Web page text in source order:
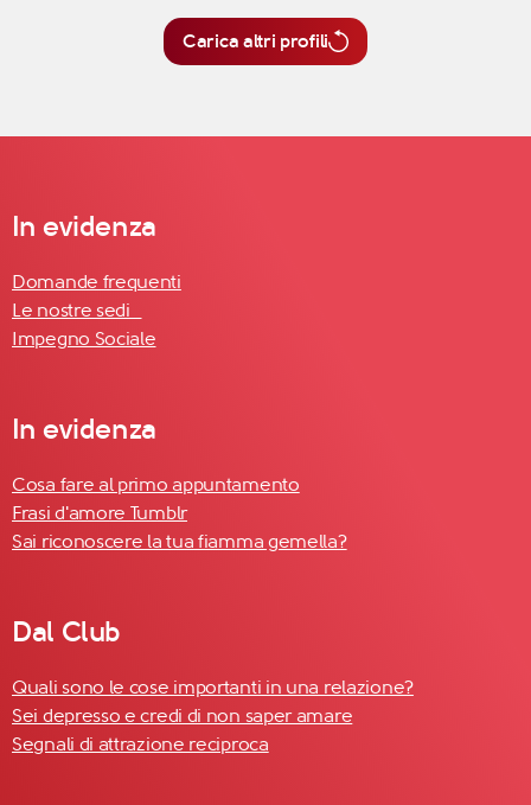
Carica altri profili
In evidenza
Domande frequenti
Le nostre sedi
Impegno Sociale
In evidenza
Cosa fare al primo appuntamento
Frasi d'amore Tumblr
Sai riconoscere la tua fiamma gemella?
Dal Club
Quali sono le cose importanti in una relazione?
Sei depresso e credi di non saper amare
Segnali di attrazione reciproca